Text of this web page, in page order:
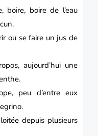
, boire, boire de l’eau
ou se faire un jus de
aujourd’hui une
peu d’entre eux
depuis plusieurs